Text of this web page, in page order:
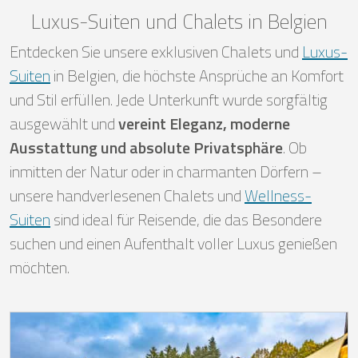
Luxus-Suiten und Chalets in Belgien
Entdecken Sie unsere exklusiven Chalets und Luxus-
Suitenin Belgien, die höchste Ansprüche an Komfort
und Stil erfüllen. Jede Unterkunft wurde sorgfältig
ausgewählt undvereint Eleganz, moderne
Ausstattung und absolute Privatsphäre. Ob
inmitten der Natur oder in charmanten Dörfern –
unsere handverlesenen Chalets undWellness-
Suitensind ideal für Reisende, die das Besondere
suchen und einen Aufenthalt voller Luxus genießen
möchten.